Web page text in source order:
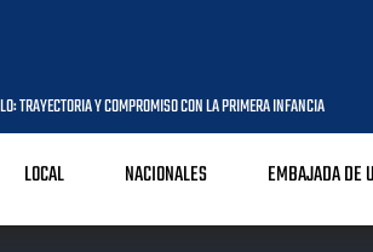
Y COMPROMISO CON LA PRIMERA INFANCIA
LOCAL NACIONALES EMBAJADA DE